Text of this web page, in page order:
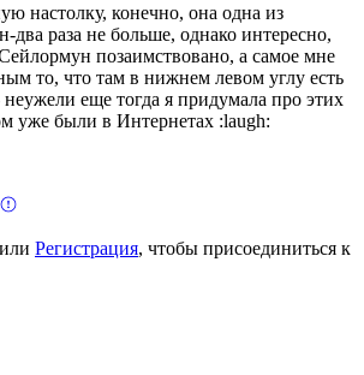
настолку, конечно, она одна из
два раза не больше, однако интересно,
позаимствовано, а самое мне
то, что там в нижнем левом углу есть
еще тогда я придумала про этих
уже были в Интернетах :laugh:
или Регистрация, чтобы присоединиться к